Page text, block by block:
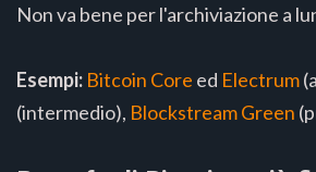
Non va bene per l'archiviazione a
Esempi: Bitcoin Core ed Electrum
(intermedio), Blockstream Green